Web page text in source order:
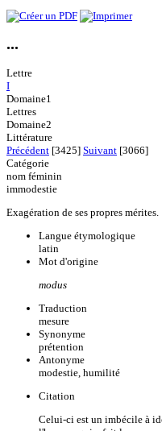
...
Lettre
I
Domaine1
Lettres
Domaine2
Littérature
Précédent [3425] Suivant [3066]
Catégorie
nom féminin
immodestie
Exagération de ses propres mérites.
Langue étymologique
latin
Mot d'origine
modus
Traduction
mesure
Synonyme
prétention
Antonyme
modestie, humilité
Citation
Celui-ci est un imbécile à